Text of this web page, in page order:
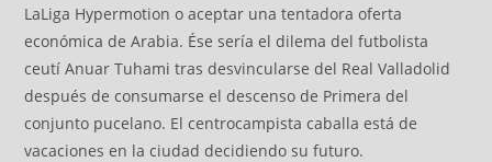
LaLiga Hypermotion o aceptar una tentadora oferta
económica de Arabia. Ése sería el dilema del futbolista
ceutí Anuar Tuhami tras desvincularse del Real Valladolid
después de consumarse el descenso de Primera del
conjunto pucelano. El centrocampista caballa está de
vacaciones en la ciudad decidiendo su futuro.